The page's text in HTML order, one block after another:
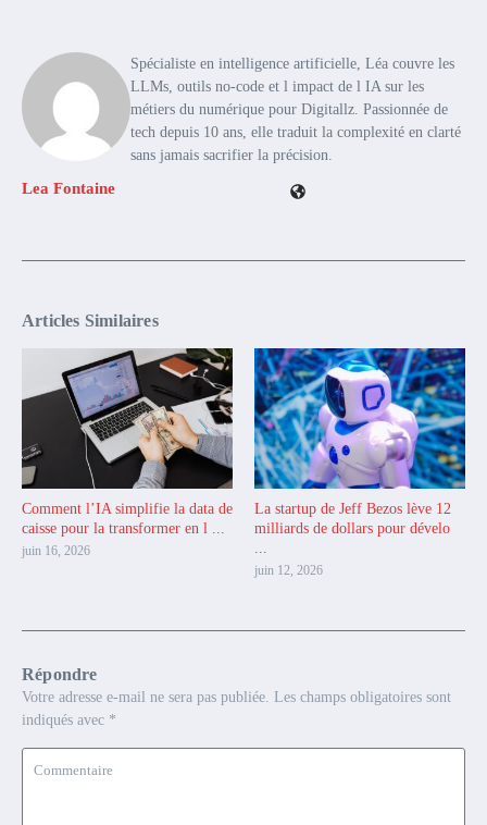
Lea Fontaine
Spécialiste en intelligence artificielle, Léa couvre les
LLMs, outils no-code et l impact de l IA sur les
métiers du numérique pour Digitallz. Passionnée de
tech depuis 10 ans, elle traduit la complexité en clarté
sans jamais sacrifier la précision.
Articles Similaires
Comment l’IA simplifie la data de
caisse pour la transformer en l ...
juin 16, 2026
La startup de Jeff Bezos lève 12
milliards de dollars pour dévelo
...
juin 12, 2026
Répondre
Votre adresse e-mail ne sera pas publiée. Les champs obligatoires sont
indiqués avec *